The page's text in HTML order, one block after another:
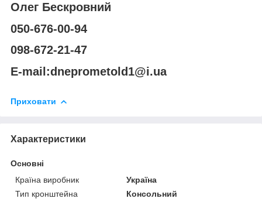
Олег Бескровний
050-676-00-94
098-672-21-47
E-mail:dneprometold1@i.ua
Приховати
Характеристики
Основні
Країна виробник
Україна
Тип кронштейна
Консольний